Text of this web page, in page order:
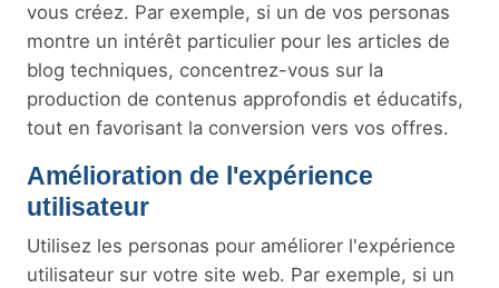
vous créez. Par exemple, si un de vos personas
montre un intérêt particulier pour les articles de
blog techniques, concentrez-vous sur la
production de contenus approfondis et éducatifs,
tout en favorisant la conversion vers vos offres.
Amélioration de l'expérience
utilisateur
Utilisez les personas pour améliorer l'expérience
utilisateur sur votre site web. Par exemple, si un